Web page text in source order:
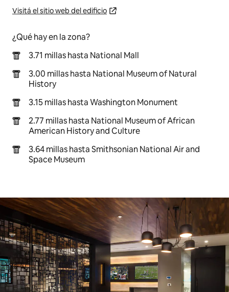
Visitá el sitio web del edificio
¿Qué hay en la zona?
3.71 millas hasta National Mall
3.00 millas hasta National Museum of Natural
History
3.15 millas hasta Washington Monument
2.77 millas hasta National Museum of African
American History and Culture
3.64 millas hasta Smithsonian National Air and
Space Museum